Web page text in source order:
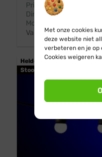
Met onze cookies
deze website niet
verbeteren en je op
Cookies weigeren
Prikkabel · Lichtsnoer
Dimbaar · Lampen:
Modern warm wit
Vanaf:€32,50 €
Helder wit
Stootbestendig